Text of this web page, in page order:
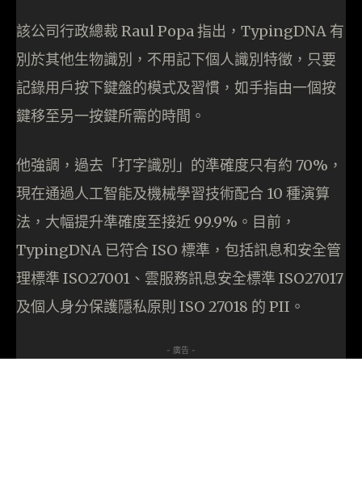
該公司行政總裁 Raul Popa 指出，TypingDNA 有
別於其他生物識別，不用記下個人識別特徵，只要
記錄用戶按下鍵盤的模式及習慣，如手指由一個按
鍵移至另一按鍵所需的時間。
他強調，過去「打字識別」的準確度只有約 70%，
現在通過人工智能及機械學習技術配合 10 種演算
法，大幅提升準確度至接近 99.9%。目前，
TypingDNA 已符合 ISO 標準，包括訊息和安全管
理標準 ISO27001、雲服務訊息安全標準 ISO27017
及個人身分保護隱私原則 ISO 27018 的 PII。
- 廣告 -